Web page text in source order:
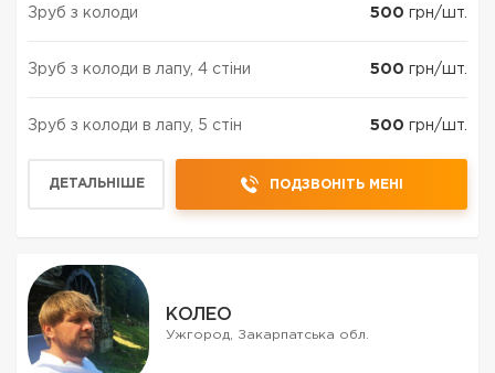
Зруб з колоди 500 грн/шт.
Зруб з колоди в лапу, 4 стіни 500 грн/шт.
Зруб з колоди в лапу, 5 стін 500 грн/шт.
ДЕТАЛЬНІШЕ ПОДЗВОНІТЬ МЕНІ
КОЛЕО
Ужгород, Закарпатська обл.